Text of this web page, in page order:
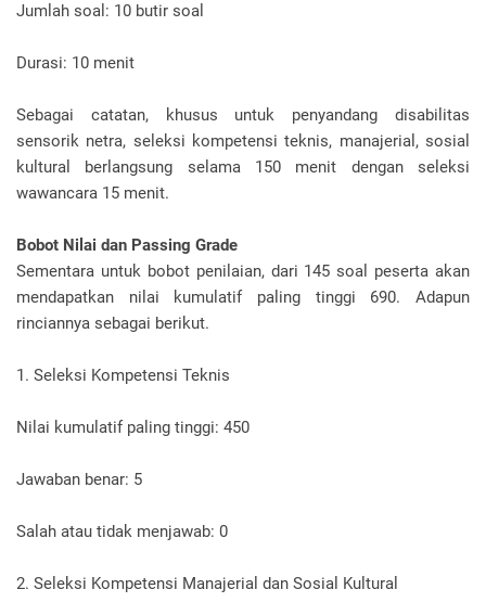
Jumlah soal: 10 butir soal
Durasi: 10 menit
Sebagai catatan, khusus untuk penyandang disabilitas
sensorik netra, seleksi kompetensi teknis, manajerial, sosial
kultural berlangsung selama 150 menit dengan seleksi
wawancara 15 menit.
Bobot Nilai dan Passing Grade
Sementara untuk bobot penilaian, dari 145 soal peserta akan
mendapatkan nilai kumulatif paling tinggi 690. Adapun
rinciannya sebagai berikut.
1. Seleksi Kompetensi Teknis
Nilai kumulatif paling tinggi: 450
Jawaban benar: 5
Salah atau tidak menjawab: 0
2. Seleksi Kompetensi Manajerial dan Sosial Kultural